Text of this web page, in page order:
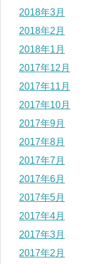
2018年3月
2018年2月
2018年1月
2017年12月
2017年11月
2017年10月
2017年9月
2017年8月
2017年7月
2017年6月
2017年5月
2017年4月
2017年3月
2017年2月